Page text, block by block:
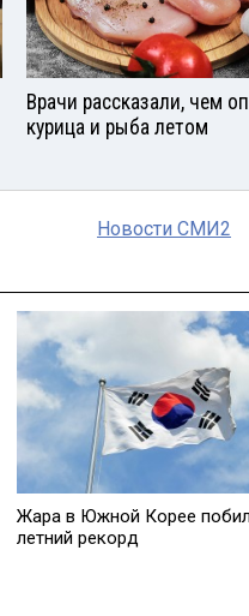
Врачи рассказали, чем
курица и рыба летом
Новости СМИ2
Жара в Южной Корее
летний рекорд